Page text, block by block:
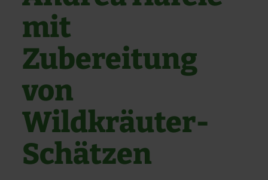
mit
Zubereitung
von
Wildkräuter-
Schätzen